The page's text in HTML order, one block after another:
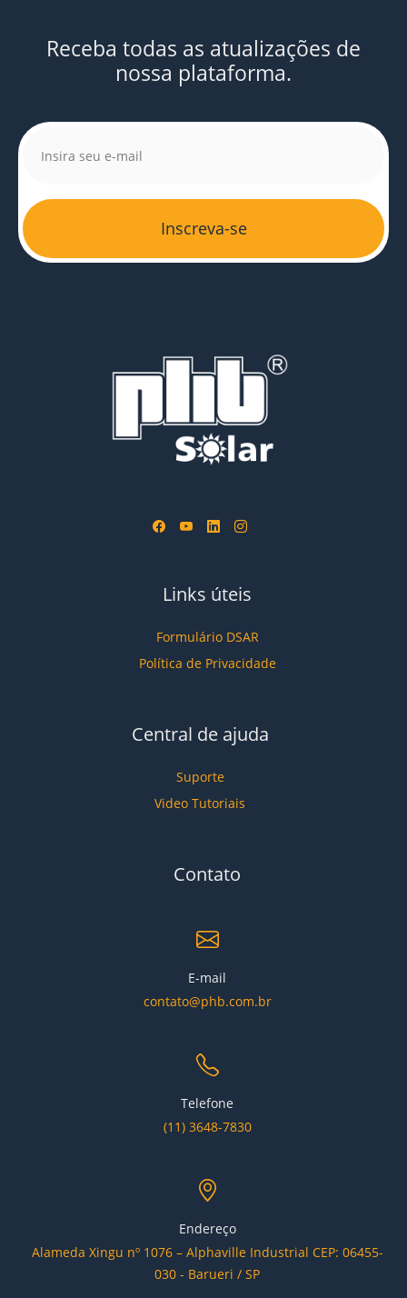
Receba todas as atualizações de
nossa plataforma.
Inscreva-se
Links úteis
Formulário DSAR
Política de Privacidade
Central de ajuda
Suporte
Video Tutoriais
Contato
E-mail
contato@phb.com.br
Telefone
(11) 3648-7830
Endereço
Alameda Xingu nº 1076 – Alphaville Industrial CEP: 06455-
030 - Barueri / SP